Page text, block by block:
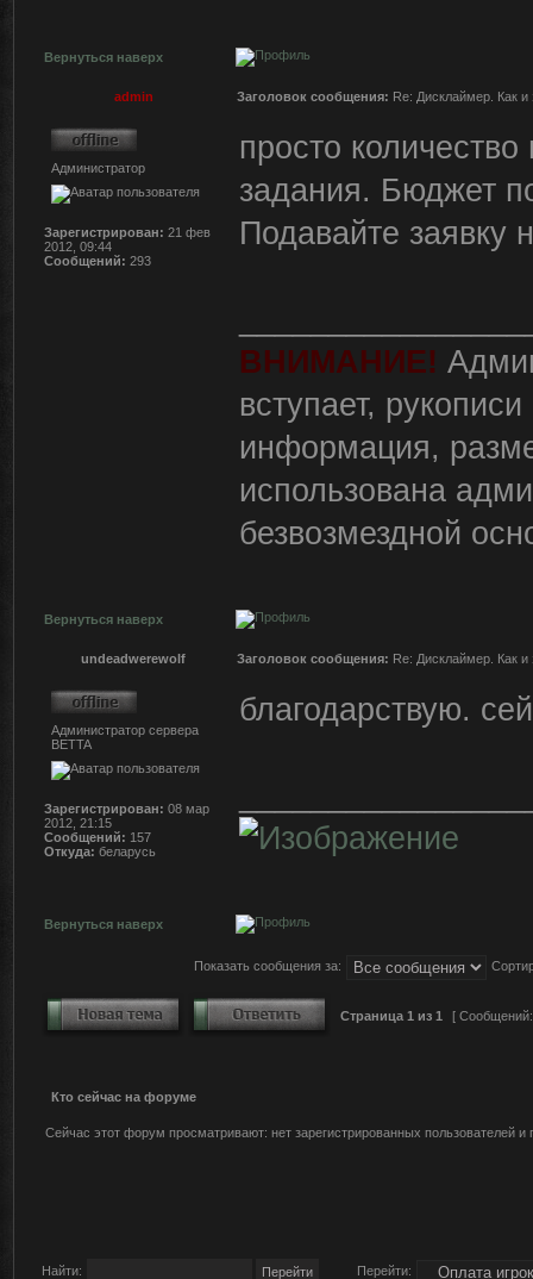
Вернуться наверх
admin Заголовок сообщения: Re: Дисклаймер. Как
Администратор
Зарегистрирован: 21 фев
2012, 09:44
Сообщений: 293
просто
задания. Бюджет
Подавайте заявку
ВНИМАНИЕ!
вступает,
информация,
использована
безвозмездной
Вернуться наверх
undeadwerewolf Заголовок сообщения: Re: Дисклаймер. Как
Администратор сервера
BETTA
Зарегистрирован: 08 мар
2012, 21:15
Сообщений: 157
Откуда: беларусь
благодарствую.
Вернуться наверх
Показать сообщения за:
Страница 1 из 1 [
Кто сейчас на форуме
Сейчас этот форум просматривают: нет зарегистрированных пользователей и
Найти: Перейти: